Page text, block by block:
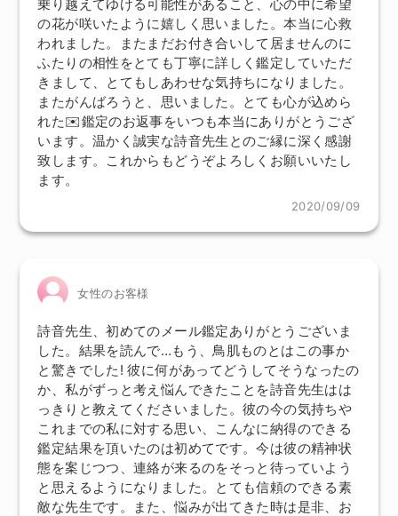
乗り越えてゆける可能性があること、心の中に希望
の花が咲いたように嬉しく思いました。本当に心救
われました。またまだお付き合いして居ませんのに
ふたりの相性をとても丁寧に詳しく鑑定していただ
きまして、とてもしあわせな気持ちになりました。
またがんばろうと、思いました。とても心が込めら
れた✉️鑑定のお返事をいつも本当にありがとうござ
います。温かく誠実な詩音先生とのご縁に深く感謝
致します。これからもどうぞよろしくお願いいたし
ます。
2020/09/09
女性のお客様
詩音先生、初めてのメール鑑定ありがとうございま
した。結果を読んで…もう、鳥肌ものとはこの事か
と驚きでした! 彼に何があってどうしてそうなったの
か、私がずっと考え悩んできたことを詩音先生はは
っきりと教えてくださいました。彼の今の気持ちや
これまでの私に対する思い、こんなに納得のできる
鑑定結果を頂いたのは初めてです。今は彼の精神状
態を案じつつ、連絡が来るのをそっと待っていよう
と思えるようになりました。とても信頼のできる素
敵な先生です。また、悩みが出てきた時は是非、お